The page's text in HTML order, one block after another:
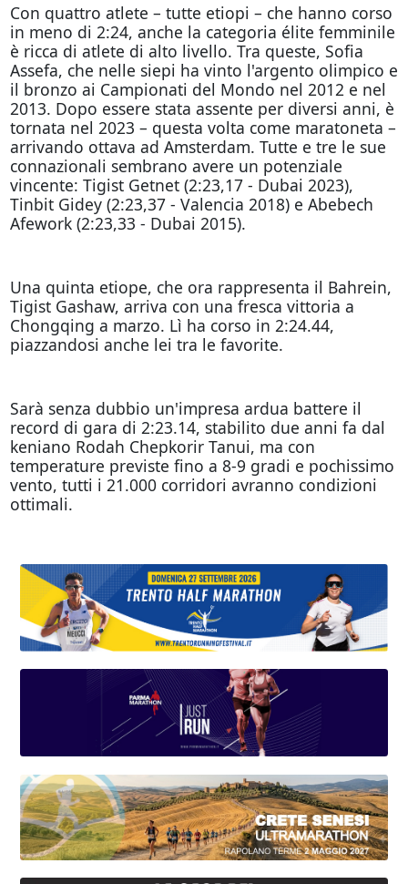
Con quattro atlete – tutte etiopi – che hanno corso
in meno di 2:24, anche la categoria élite femminile
è ricca di atlete di alto livello. Tra queste, Sofia
Assefa, che nelle siepi ha vinto l'argento olimpico e
il bronzo ai Campionati del Mondo nel 2012 e nel
2013. Dopo essere stata assente per diversi anni, è
tornata nel 2023 – questa volta come maratoneta –
arrivando ottava ad Amsterdam. Tutte e tre le sue
connazionali sembrano avere un potenziale
vincente: Tigist Getnet (2:23,17 - Dubai 2023),
Tinbit Gidey (2:23,37 - Valencia 2018) e Abebech
Afework (2:23,33 - Dubai 2015).
Una quinta etiope, che ora rappresenta il Bahrein,
Tigist Gashaw, arriva con una fresca vittoria a
Chongqing a marzo. Lì ha corso in 2:24.44,
piazzandosi anche lei tra le favorite.
Sarà senza dubbio un'impresa ardua battere il
record di gara di 2:23.14, stabilito due anni fa dal
keniano Rodah Chepkorir Tanui, ma con
temperature previste fino a 8-9 gradi e pochissimo
vento, tutti i 21.000 corridori avranno condizioni
ottimali.